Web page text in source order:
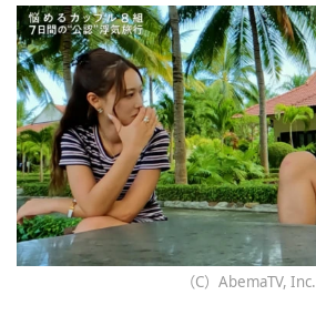
（C）AbemaTV, Inc.